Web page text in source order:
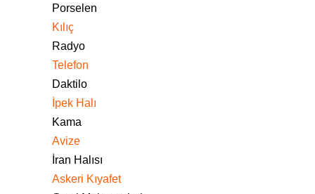
Porselen
Kılıç
Radyo
Telefon
Daktilo
İpek Halı
Kama
Avize
İran Halısı
Askeri Kıyafet